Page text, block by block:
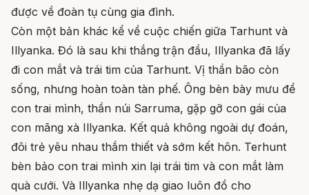
được về đoàn tụ cùng gia đình.
Còn một bản khác kể về cuộc chiến giữa Tarhunt và
Illyanka. Đó là sau khi thắng trận đầu, Illyanka đã lấy
đi con mắt và trái tim của Tarhunt. Vị thần bão còn
sống, nhưng hoàn toàn tàn phế. Ông bèn bày mưu để
con trai mình, thần núi Sarruma, gặp gỡ con gái của
con mãng xà Illyanka. Kết quả không ngoài dự đoán,
đôi trẻ yêu nhau thắm thiết và sớm kết hôn. Terhunt
bèn bảo con trai mình xin lại trái tim và con mắt làm
quà cưới. Và Illyanka nhẹ dạ giao luôn đồ cho